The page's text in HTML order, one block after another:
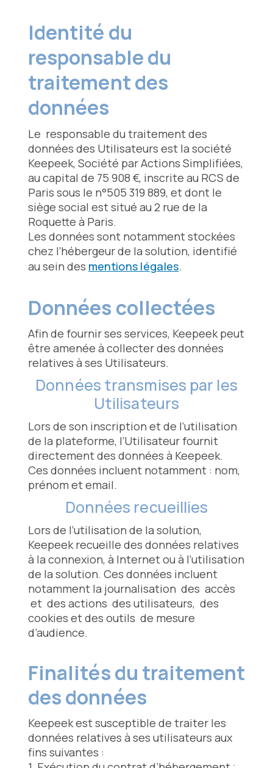
Identité du
responsable du
traitement des
données
Le responsable du traitement des
données des Utilisateurs est la société
Keepeek, Société par Actions Simplifiées,
au capital de 75 908 €, inscrite au RCS de
Paris sous le n°505 319 889, et dont le
siège social est situé au 2 rue de la
Roquette à Paris.
Les données sont notamment stockées
chez l’hébergeur de la solution, identifié
au sein des mentions légales.
Données collectées
Afin de fournir ses services, Keepeek peut
être amenée à collecter des données
relatives à ses Utilisateurs.
Données transmises par les
Utilisateurs
Lors de son inscription et de l’utilisation
de la plateforme, l’Utilisateur fournit
directement des données à Keepeek.
Ces données incluent notamment : nom,
prénom et email.
Données recueillies
Lors de l’utilisation de la solution,
Keepeek recueille des données relatives
à la connexion, à Internet ou à l’utilisation
de la solution. Ces données incluent
notamment la journalisation des accès
et des actions des utilisateurs, des
cookies et des outils de mesure
d’audience.
Finalités du traitement
des données
Keepeek est susceptible de traiter les
données relatives à ses utilisateurs aux
fins suivantes :